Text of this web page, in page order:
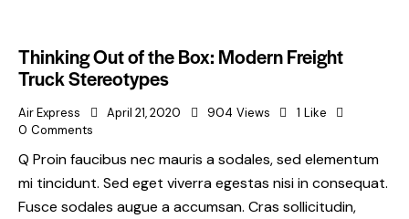
Thinking Out of the Box: Modern Freight
Truck Stereotypes
Air Express April 21, 2020 904 Views 1 Like
0 Comments
Q Proin faucibus nec mauris a sodales, sed elementum
mi tincidunt. Sed eget viverra egestas nisi in consequat.
Fusce sodales augue a accumsan. Cras sollicitudin,